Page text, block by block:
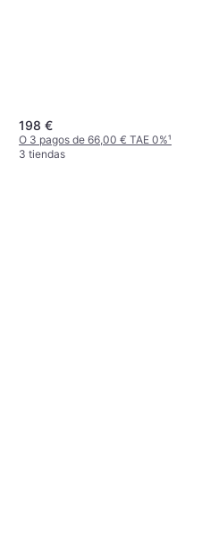
198 €
O 3 pagos de 66,00 € TAE 0%¹
3 tiendas